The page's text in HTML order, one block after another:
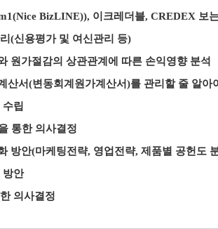
BizLINE)), 이크레더블, CREDEX 보
용평가 및 여신관리 등)
가절감의 상관관계에 따른 손익영향 분석
서(변동회계원가계산서)를 관리할 줄 알아
립
한 의사결정
안(마케팅전략, 영업전략, 제품별 공헌도
안
의사결정